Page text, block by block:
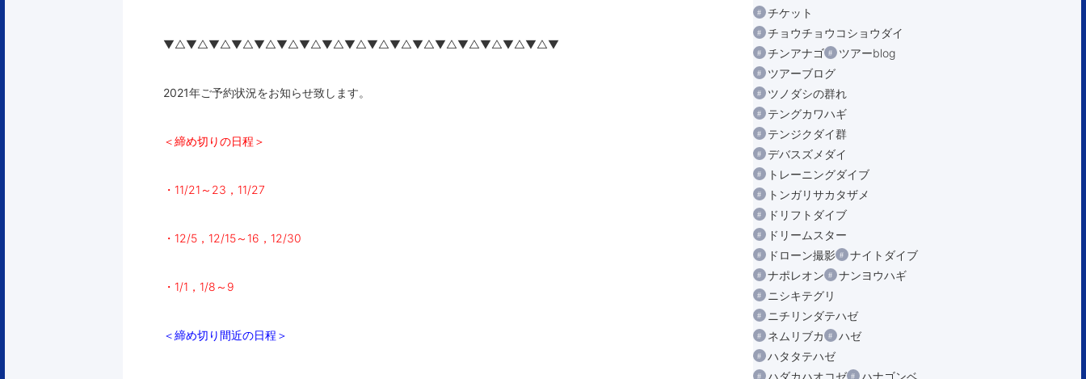
▼△▼△▼△▼△▼△▼△▼△▼△▼△▼△▼△▼△▼△▼△▼△▼△▼△▼
2021年ご予約状況をお知らせ致します。
＜締め切りの日程＞
・11/21～23，11/27
・12/5，12/15～16，12/30
・1/1，1/8～9
＜締め切り間近の日程＞
チケット
チョウチョウコショウダイ
チンアナゴ
ツアーblog
ツアーブログ
ツノダシの群れ
テングカワハギ
テンジクダイ群
デバスズメダイ
トレーニングダイブ
トンガリサカタザメ
ドリフトダイブ
ドリームスター
ドローン撮影
ナイトダイブ
ナポレオン
ナンヨウハギ
ニシキテグリ
ニチリンダテハゼ
ネムリブカ
ハゼ
ハタタテハゼ
ハダカハオコゼ
ハナゴンベ